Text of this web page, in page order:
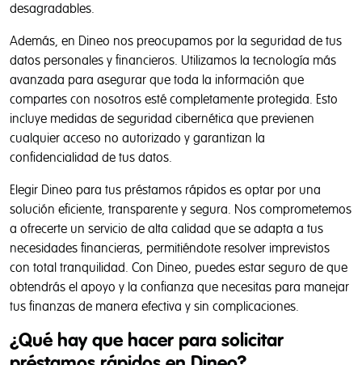
desagradables.
Además, en Dineo nos preocupamos por la seguridad de tus
datos personales y financieros. Utilizamos la tecnología más
avanzada para asegurar que toda la información que
compartes con nosotros esté completamente protegida. Esto
incluye medidas de seguridad cibernética que previenen
cualquier acceso no autorizado y garantizan la
confidencialidad de tus datos.
Elegir Dineo para tus préstamos rápidos es optar por una
solución eficiente, transparente y segura. Nos comprometemos
a ofrecerte un servicio de alta calidad que se adapta a tus
necesidades financieras, permitiéndote resolver imprevistos
con total tranquilidad. Con Dineo, puedes estar seguro de que
obtendrás el apoyo y la confianza que necesitas para manejar
tus finanzas de manera efectiva y sin complicaciones.
¿Qué hay que hacer para solicitar